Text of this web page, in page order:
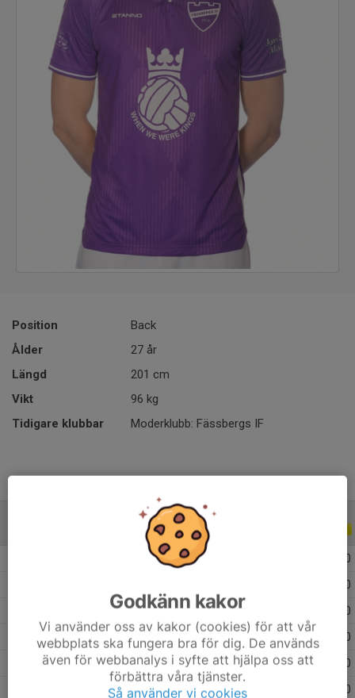
Position
Back
Ålder
27 år
Längd
201 cm
Vikt
96 kg
Tidigare klubbar
Moderklubb: Fässbergs IF
ALLA ÅR
2026 Träningsmatcher med AD Göteborg Herr 0
0
2024 Träningsmatcher Division 4 Herr Skåne 0
2024 Träningsmatcher med AD Göteborg Herr 0 0
2024 Träningsmatcher med AD Göteborg Herr 3 1 0
2023 Träningsmatcher Herrar, Västergötland 0
Godkänn kakor
Vi använder oss av kakor (cookies) för att vår
webbplats ska fungera bra för dig. De används
även för webbanalys i syfte att hjälpa oss att
förbättra våra tjänster.
Så använder vi cookies